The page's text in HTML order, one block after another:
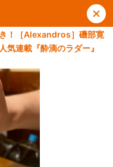
き！［Alexandros］磯部寛
連載『酔滴のラダー』